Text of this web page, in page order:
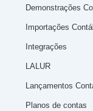
Demonstrações
Importações
Integrações
LALUR
Lançamentos
Planos de contas